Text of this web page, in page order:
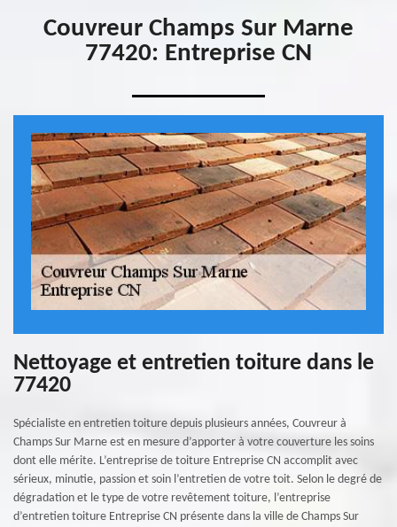
Couvreur Champs Sur Marne
77420: Entreprise CN
Nettoyage et entretien toiture dans le
77420
Spécialiste en entretien toiture depuis plusieurs années, Couvreur à
Champs Sur Marne est en mesure d’apporter à votre couverture les soins
dont elle mérite. L’entreprise de toiture Entreprise CN accomplit avec
sérieux, minutie, passion et soin l’entretien de votre toit. Selon le degré de
dégradation et le type de votre revêtement toiture, l’entreprise
d’entretien toiture Entreprise CN présente dans la ville de Champs Sur